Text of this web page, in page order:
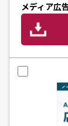
メディア広